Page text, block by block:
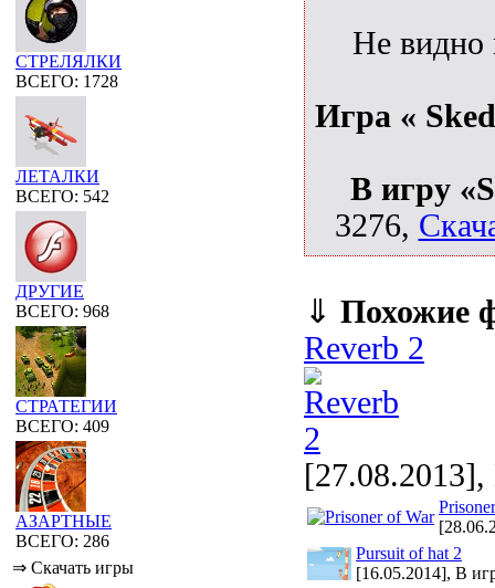
СТРЕЛЯЛКИ
ВСЕГО: 1728
ЛЕТАЛКИ
ВСЕГО: 542
ДРУГИЕ
ВСЕГО: 968
СТРАТЕГИИ
ВСЕГО: 409
АЗАРТНЫЕ
ВСЕГО: 286
⇒ Скачать игры
Не видно
Игра «
В игру
3276,
⇓ Похожие
Reverb 2
[27.08.2013],
Pursuit of hat 2
[16.05.2014], В